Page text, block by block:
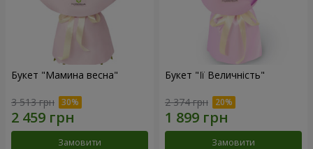
Букет "Мамина весна"
3 513 грн
Замовити
Букет "Її Величність"
2 374 грн
Замовити